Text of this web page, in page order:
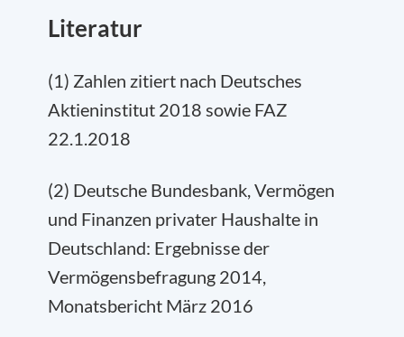
Literatur
(1) Zahlen zitiert nach Deutsches
Aktieninstitut 2018 sowie FAZ
22.1.2018
(2) Deutsche Bundesbank, Vermögen
und Finanzen privater Haushalte in
Deutschland: Ergebnisse der
Vermögensbefragung 2014,
Monatsbericht März 2016